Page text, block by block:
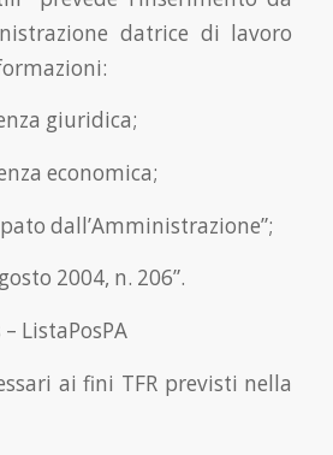
datrice di lavoro
giuridica;
economica;
dall’Amministrazione”;
2004, n. 206”.
ListaPosPA
ai fini TFR previsti nella